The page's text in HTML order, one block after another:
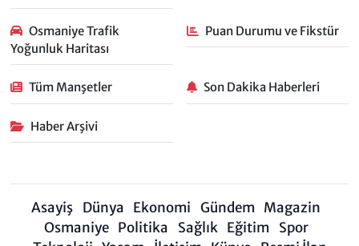
Osmaniye Trafik
Yoğunluk Haritası
Puan Durumu ve Fikstür
Tüm Manşetler Son Dakika Haberleri
Haber Arşivi
Asayiş Dünya Ekonomi Gündem Magazin
Osmaniye Politika Sağlık Eğitim
Spor